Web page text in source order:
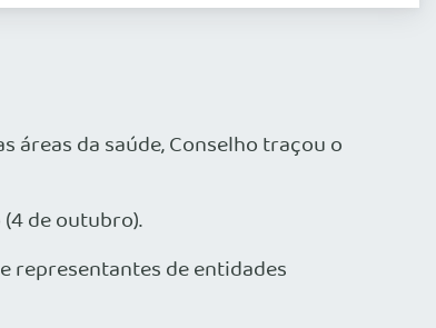
áreas da saúde, Conselho traçou o
de outubro).
representantes de entidades